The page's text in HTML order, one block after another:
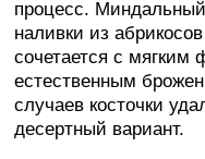
процесс.
наливки из
сочетается с мягким
естественным
случаев косточки
десертный вариант.